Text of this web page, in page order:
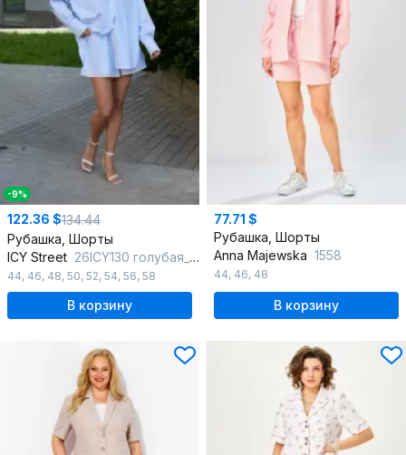
-9%
122.36 $134.44
Рубашка, Шорты
ICY Street 26ICY130 голубая_полоска
44, 46, 48, 50, 52, 54, 56, 58
В корзину
77.71 $
Рубашка, Шорты
Anna Majewska 1558
44, 46, 48
В корзину